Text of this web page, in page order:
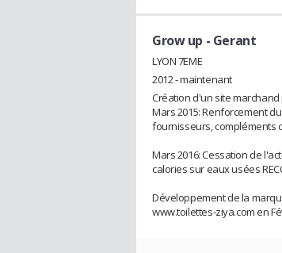
Grow up - Gerant
LYON 7EME
2012 - maintenant
Création d'un site
Mars 2015: Renforcement
fournisseurs, compléments
Mars 2016: Cessation de
calories sur eaux usées
Développement de la
www.toilettes-ziya.com en